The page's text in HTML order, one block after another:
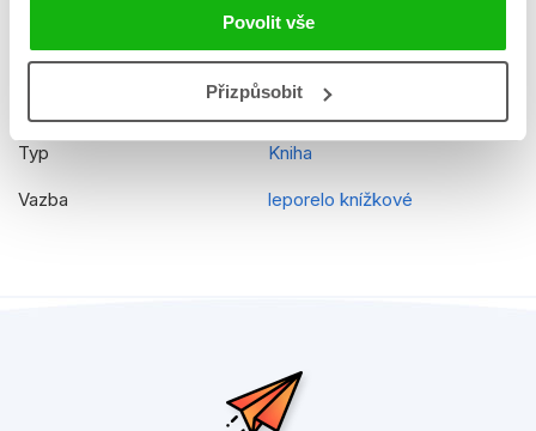
Povolit vše
Přizpůsobit
9788025260227
Věk od 2
Leporela
Typ Kniha
Vazba leporelo knížkové